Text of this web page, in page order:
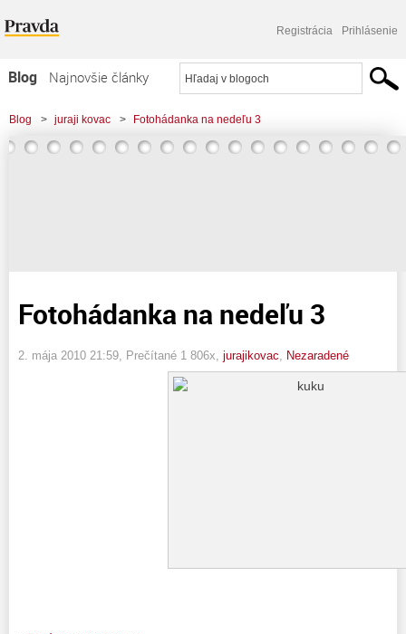
Registrácia Prihlásenie
Blog
Najnovšie články
Najčítanejšie články
Najkomentovanejšie články
Blog > juraji kovac > Fotohádanka na nedeľu 3
Fotohádanka na nedeľu 3
2. mája 2010 21:59 , Prečítané 1 806x, jurajikovac Nezaradené